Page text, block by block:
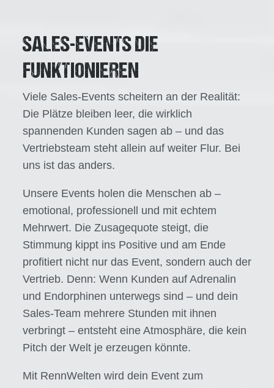
SALES-EVENTS DIE
FUNKTIONIEREN
Viele Sales-Events scheitern an der Realität:
Die Plätze bleiben leer, die wirklich
spannenden Kunden sagen ab – und das
Vertriebsteam steht allein auf weiter Flur. Bei
uns ist das anders.
Unsere Events holen die Menschen ab –
emotional, professionell und mit echtem
Mehrwert. Die Zusagequote steigt, die
Stimmung kippt ins Positive und am Ende
profitiert nicht nur das Event, sondern auch der
Vertrieb. Denn: Wenn Kunden auf Adrenalin
und Endorphinen unterwegs sind – und dein
Sales-Team mehrere Stunden mit ihnen
verbringt – entsteht eine Atmosphäre, die kein
Pitch der Welt je erzeugen könnte.
Mit RennWelten wird dein Event zum